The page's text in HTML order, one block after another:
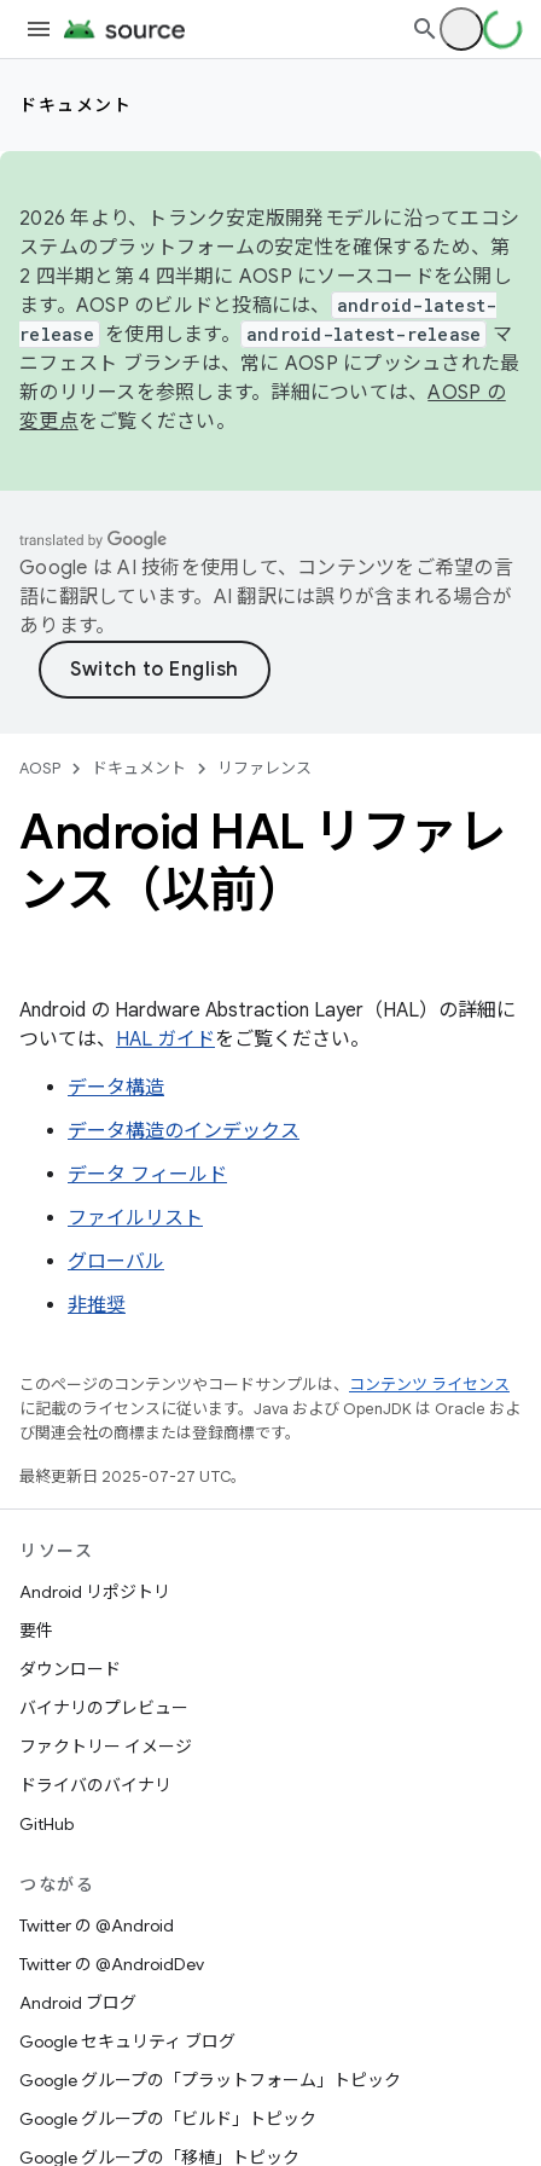
ドキュメント
2026 年より、トランク安定版開発モデルに沿ってエコシ
ステムのプラットフォームの安定性を確保するため、第
2 四半期と第 4 四半期に AOSP にソースコードを公開し
ます。AOSP のビルドと投稿には、
android-latest-
release
を使用します。 android-latest-release
マ
ニフェスト ブランチは、常に AOSP にプッシュされた最
新のリリースを参照します。詳細については、AOSP の
変更点をご覧ください。
Google は AI 技術を使用して、コンテンツをご希望の言
語に翻訳しています。AI 翻訳には誤りが含まれる場合が
あります。
AOSP ドキュメント リファレンス
Android HAL リファレ
ンス（以前）
Android の Hardware Abstraction Layer（HAL）の詳細に
ついては、 HAL ガイドをご覧ください。
データ構造
データ構造のインデックス
データ フィールド
ファイルリスト
グローバル
非推奨
このページのコンテンツやコードサンプルは、
コンテンツ ライセンス
に記載のライセンスに従います。Java および OpenJDK は Oracle およ
び関連会社の商標または登録商標です。
最終更新日 2025-07-27 UTC。
リソース
Android リポジトリ
要件
ダウンロード
バイナリのプレビュー
ファクトリー イメージ
ドライバのバイナリ
GitHub
つながる
Twitter の @Android
Twitter の @AndroidDev
Android ブログ
Google セキュリティ ブログ
Google グループの「プラットフォーム」トピック
Google グループの「ビルド」トピック
Google グループの「移植」トピック